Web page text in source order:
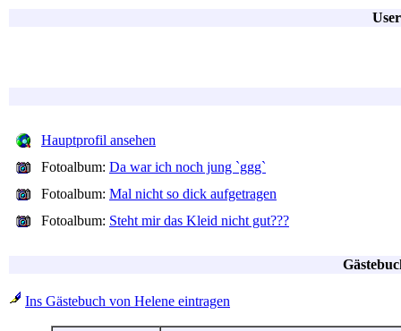
Hauptprofil ansehen
Fotoalbum: Da war ich noch jung `ggg`
Fotoalbum: Mal nicht so dick aufgetragen
Fotoalbum: Steht mir das Kleid nicht gut???
Ins Gästebuch von Helene eintragen